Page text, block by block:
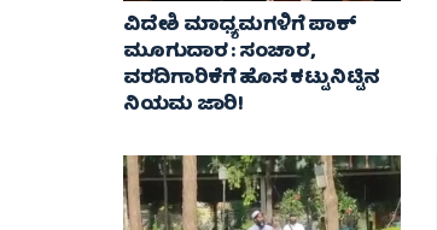
ವಿದೇಶಿ ಮಾಧ್ಯಮಗಳಿಗೆ ಪಾಕ್‌
ಮೂಗುದಾರ : ಸಂಚಾರ,
ವರದಿಗಾರಿಕೆಗೆ ಹೊಸ ಕಟ್ಟುನಿಟ್ಟಿನ
ನಿಯಮ ಜಾರಿ!